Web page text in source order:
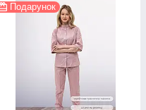
Подарунок